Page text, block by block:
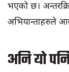
भएको छ।
अभियान्ताहरुले
अनि यो